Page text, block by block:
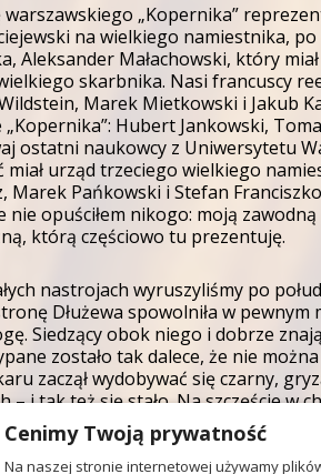
warszawskiego „Kopernika”
na wielkiego namiestnika,
Aleksander Małachowski, który
skarbnika. Nasi francuscy
Marek Mietkowski i Jakub
„Kopernika”: Hubert Jankowski,
ostatni naukowcy z Uniwersytetu
urząd trzeciego wielkiego
Marek Pańkowski i Stefan
nie opuściłem nikogo: moją
którą częściowo tu prezentuję.
nastrojach wyruszyliśmy po
Dłużewa spowolniła w
Siedzący obok niego i dobrze
zostało tak dalece, że nie
zaczął wydobywać się czarny,
– i tak też się stało. Na szczęście w
ciemno; tylko w oddali migotały
Cenimy Twoją prywatność
Na naszej stronie internetowej używamy